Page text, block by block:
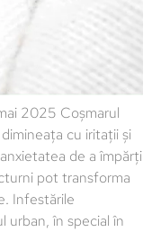
2025 Coșmarul
cu iritații și
de a împărți
pot transforma
Infestările
urban, în special în